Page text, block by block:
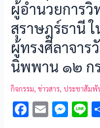
ผู้อำนวยการวิ
สุราษฎร์ธานี
ผู้ทรงศีลาจาร
นิพพาน ๑๒ ก
กิจกรรม ,ข่าวสาร ,ประชาสัมพั
F E M